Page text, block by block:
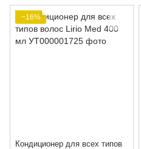
−16%
Кондиционер для всех типов